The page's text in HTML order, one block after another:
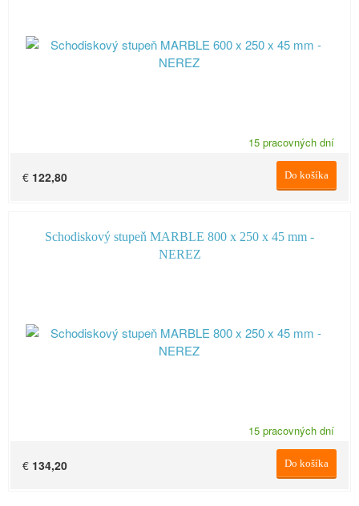
15 pracovných dní
Do košíka
€ 122,80
Schodiskový stupeň MARBLE 800 x 250 x 45 mm -
NEREZ
15 pracovných dní
Do košíka
€ 134,20